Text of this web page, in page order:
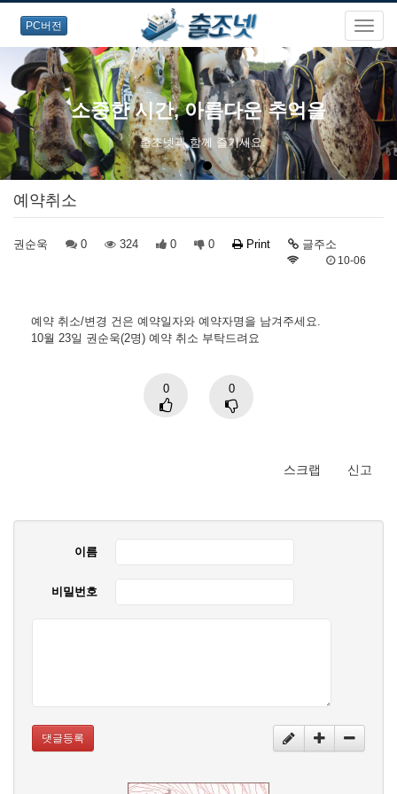
PC버전
소중한 시간, 아름다운 추억을
출조넷과 함께 즐기세요.
예약취소
권순욱 0 324 0 0 Print 글주소
10-06
예약 취소/변경 건은 예약일자와 예약자명을 남겨주세요.
10월 23일 권순욱(2명) 예약 취소 부탁드려요
0 0
스크랩 신고
이름
비밀번호
댓글등록